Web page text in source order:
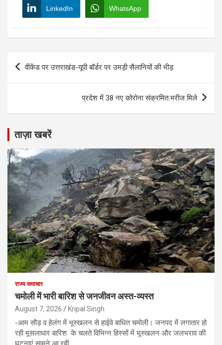
LinkedIn WhatsApp
Post
वीकेंड पर उत्तराखंड-यूपी बॉर्डर पर उमड़ी सैलानियों की भीड़
प्रदेश में 38 नए कोरोना संक्रमित मरीज मिले
ताज़ा खबरें
राज्य समाचार
चमोली में भारी बारिश से जनजीवन अस्त-व्यस्त
August 7, 2026 Kripal Singh
-आम सौड़ व हेलंग में भूस्खलन से हाईवे बाधित चमोली। जनपद में लगातार हो
रही मूसलाधार बारिश के चलते विभिन्न हिस्सों में भूस्खलन और जलभराव की